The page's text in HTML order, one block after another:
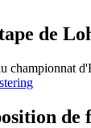
de
championnat
de